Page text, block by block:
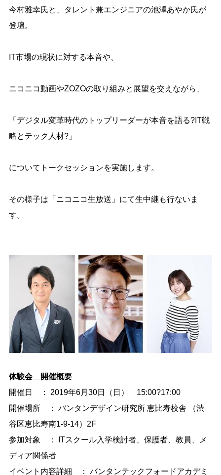
今村雅幸氏と、タレント兼エンジニアの池澤あやか氏が
登壇。
IT市場の現状に対する本音や、
ニコニコ動画やZOZOの取り組みと展望を交えながら、
「デジタル変革時代のトップリーダーが本音を語る? IT戦
略とテック人材?」
についてトークセッションを実施します。
その様子は「ニコニコ生放送」にて生中継も行ないま
す。
体験会 開催概要
開催日 ： 2019年6月30日（日） 15:00?17:00
開催場所 ： バンタンデザイン研究所 恵比寿校舎 （渋
谷区恵比寿南1-9-14） 2F
参加対象 ：
ITスクール入学検討者、保護者、教員、メ
ディア関係者
イベント内容詳細 ： バンタンテックフォードアカデミ